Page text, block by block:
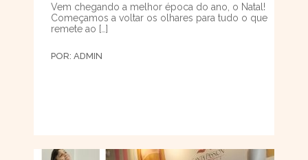
Vem chegando a melhor época do ano, o Natal!
Começamos a voltar os olhares para tudo o que
remete ao […]
POR: ADMIN